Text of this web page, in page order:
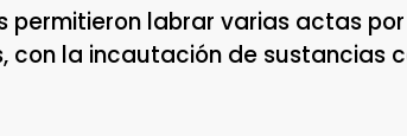
permitieron labrar varias actas
con la incautación de sustancias